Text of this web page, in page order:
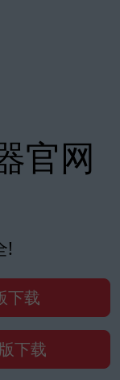
官网
!
下载
下载